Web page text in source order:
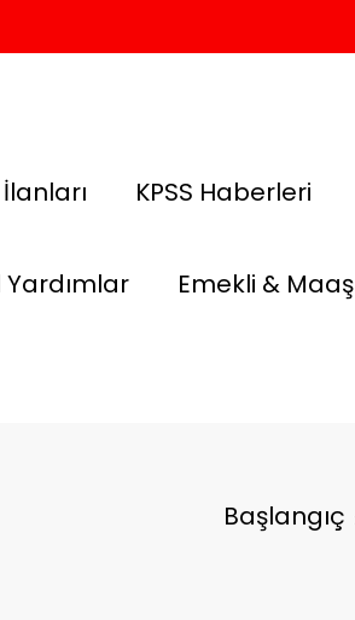
İlanları KPSS Haberleri
Yardımlar Emekli & Maaş
Başlangıç